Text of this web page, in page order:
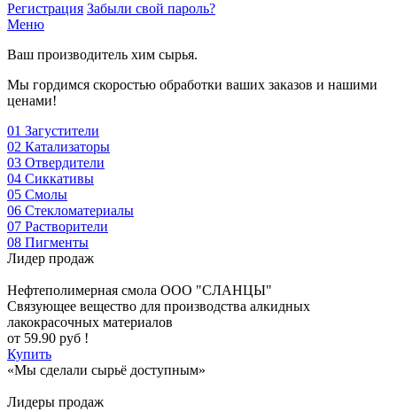
Регистрация Забыли свой пароль?
Меню
Ваш производитель хим сырья.
Мы гордимся скоростью обработки ваших заказов и нашими
ценами!
01 Загустители
02 Катализаторы
03 Отвердители
04 Сиккативы
05 Смолы
06 Стекломатериалы
07 Растворители
08 Пигменты
Лидер продаж
Нефтеполимерная смола ООО "СЛАНЦЫ"
Cвязующее вещество для производства алкидных
лакокрасочных материалов
от 59.90 руб !
Купить
«Мы сделали сырьё доступным»
Лидеры продаж